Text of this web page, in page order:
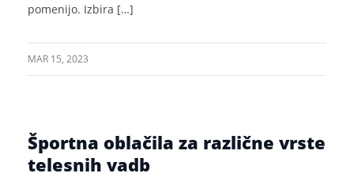
pomenijo. Izbira […]
MAR 15, 2023
Športna oblačila za različne vrste
telesnih vadb